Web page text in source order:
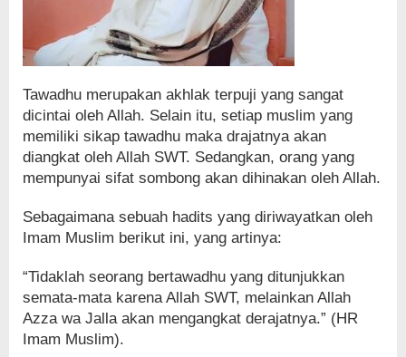
Tawadhu merupakan akhlak terpuji yang sangat
dicintai oleh Allah. Selain itu, setiap muslim yang
memiliki sikap tawadhu maka drajatnya akan
diangkat oleh Allah SWT. Sedangkan, orang yang
mempunyai sifat sombong akan dihinakan oleh Allah.
Sebagaimana sebuah hadits yang diriwayatkan oleh
Imam Muslim berikut ini, yang artinya:
“Tidaklah seorang bertawadhu yang ditunjukkan
semata-mata karena Allah SWT, melainkan Allah
Azza wa Jalla akan mengangkat derajatnya.” (HR
Imam Muslim).